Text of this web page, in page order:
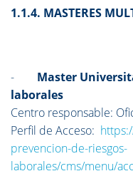
1.1.4. MASTERES
- Master
laborales
Centro responsable:
Perfil de Acceso:
prevencion-de-riesgos-
laborales/cms/menu/